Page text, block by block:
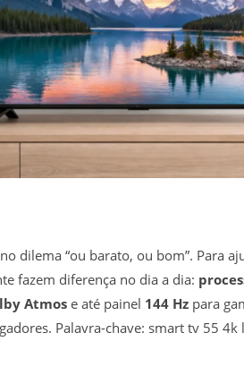
dilema “ou barato, ou bom”. Para
fazem diferença no dia a dia:
Atmos e até painel 144 Hz para
Palavra-chave: smart tv 55